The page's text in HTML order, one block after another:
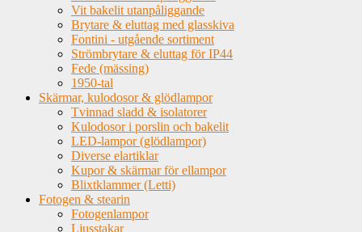
Vit bakelit utanpåliggande
Brytare & eluttag med glasskiva
Fontini - utgående sortiment
Strömbrytare & eluttag för IP44
Fede (mässing)
1950-tal
Skärmar, kulodosor & glödlampor
Tvinnad sladd & isolatorer
Kulodosor i porslin och bakelit
LED-lampor (glödlampor)
Diverse elartiklar
Kupor & skärmar för ellampor
Blixtklammer (Letti)
Fotogen & stearin
Fotogenlampor
Ljusstakar